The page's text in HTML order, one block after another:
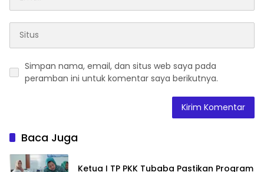
Simpan nama, email, dan situs web saya pada
peramban ini untuk komentar saya berikutnya.
Baca Juga
Ketua I TP PKK Tubaba Pastikan Program